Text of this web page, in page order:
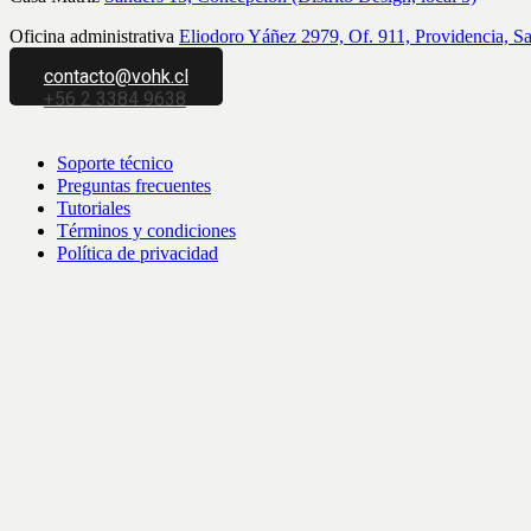
Oficina administrativa Eliodoro Yáñez 2979, Of. 911, Providencia,
contacto@vohk.cl
+56 2 3384 9638
Soporte técnico
Preguntas frecuentes
Tutoriales
Términos y condiciones
Política de privacidad